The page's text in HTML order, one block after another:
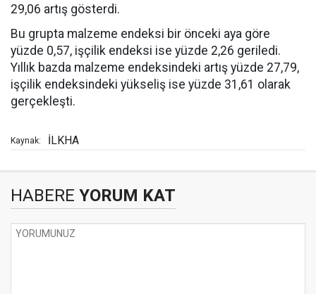
29,06 artış gösterdi.
Bu grupta malzeme endeksi bir önceki aya göre
yüzde 0,57, işçilik endeksi ise yüzde 2,26 geriledi.
Yıllık bazda malzeme endeksindeki artış yüzde 27,79,
işçilik endeksindeki yükseliş ise yüzde 31,61 olarak
gerçekleşti.
Kaynak: İLKHA
HABERE YORUM KAT